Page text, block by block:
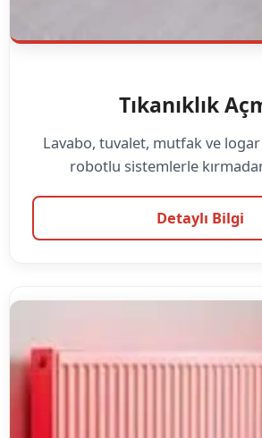
Tıkanıklık
Lavabo, tuvalet, mutfak ve logar
robotlu sistemlerle
Detaylı Bilgi